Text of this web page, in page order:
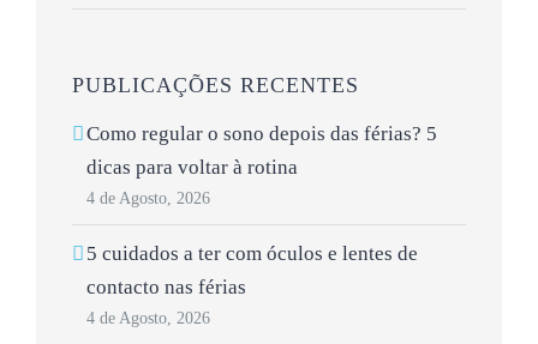
PUBLICAÇÕES RECENTES
Como regular o sono depois das férias? 5
dicas para voltar à rotina
4 de Agosto, 2026
5 cuidados a ter com óculos e lentes de
contacto nas férias
4 de Agosto, 2026